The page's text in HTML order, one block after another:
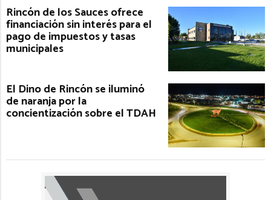
Rincón de los Sauces ofrece
financiación sin interés para el
pago de impuestos y tasas
municipales
El Dino de Rincón se iluminó
de naranja por la
concientización sobre el TDAH